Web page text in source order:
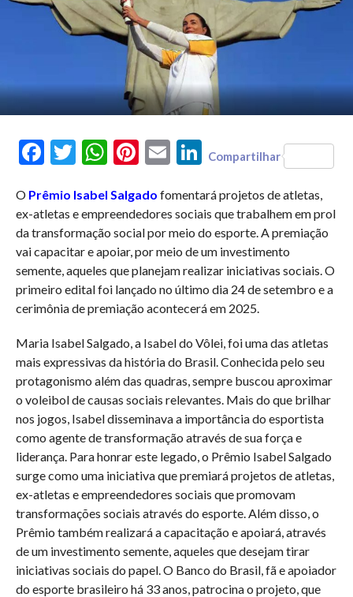
FacebookTwitterWhatsAppPinterest
Email LinkedIn
Compartilhar
O Prêmio Isabel Salgado fomentará projetos de atletas,
ex-atletas e empreendedores sociais que trabalhem em prol
da transformação social por meio do esporte. A premiação
vai capacitar e apoiar, por meio de um investimento
semente, aqueles que planejam realizar iniciativas sociais. O
primeiro edital foi lançado no último dia 24 de setembro e a
cerimônia de premiação acontecerá em 2025.
Maria Isabel Salgado, a Isabel do Vôlei, foi uma das atletas
mais expressivas da história do Brasil. Conhecida pelo seu
protagonismo além das quadras, sempre buscou aproximar
o voleibol de causas sociais relevantes. Mais do que brilhar
nos jogos, Isabel disseminava a importância do esportista
como agente de transformação através de sua força e
liderança. Para honrar este legado, o Prêmio Isabel Salgado
surge como uma iniciativa que premiará projetos de atletas,
ex-atletas e empreendedores sociais que promovam
transformações sociais através do esporte. Além disso, o
Prêmio também realizará a capacitação e apoiará, através
de um investimento semente, aqueles que desejam tirar
iniciativas sociais do papel. O Banco do Brasil, fã e apoiador
do esporte brasileiro há 33 anos, patrocina o projeto, que